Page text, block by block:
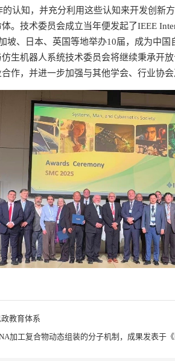
认知，并充分利用这些认知来开发创新
。技术委员会成立当年便发起了IEEE
坡、日本、英国等地举办10届，成为中
生机器人系统技术委员会将继续秉承开
作，并进一步加强与其他学会、行业协
教育体系
加工复合物动态组装的分子机制，成果发表于《